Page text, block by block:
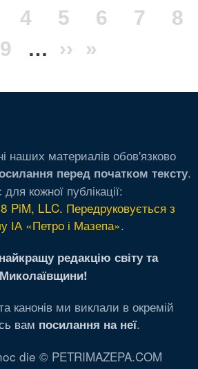
Page
4 Page
5 Page
6 Page
7
8
Page
9 …
Следующая
›› »
наших материалів обов'язково
перед початком тексту.
кожної публікації:
LLC. Передруковується з
ІА «Петро і Мазепа».
редакцію світу та
Миколаївщини!
канонів ми виклали в окремій
вам посилання на неї.
die © PETRIMAZEPA.COM